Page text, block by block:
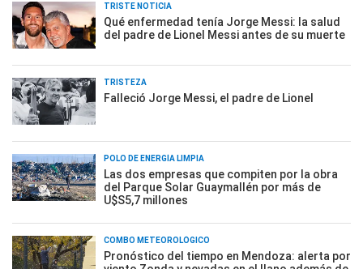
TRISTE NOTICIA
Qué enfermedad tenía Jorge Messi: la salud
del padre de Lionel Messi antes de su muerte
TRISTEZA
Falleció Jorge Messi, el padre de Lionel
POLO DE ENERGÍA LIMPIA
Las dos empresas que compiten por la obra
del Parque Solar Guaymallén por más de
U$S5,7 millones
COMBO METEOROLÓGICO
Pronóstico del tiempo en Mendoza: alerta por